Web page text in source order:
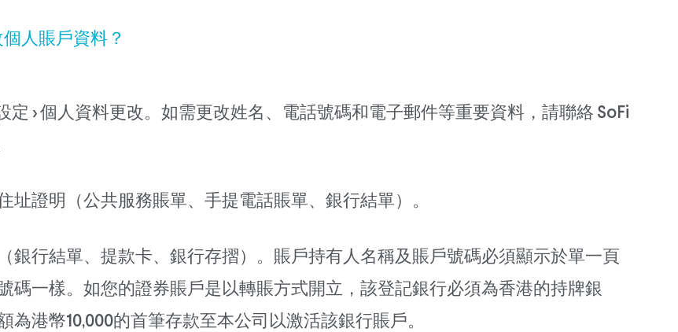
人賬戶資料？
定 > 個人資料更改。如需更改姓名、電話號碼和電子郵件等重要資料，請聯絡 SoFi
證明（公共服務賬單、手提電話賬單、銀行結單）。
銀行結單、提款卡、銀行存摺）。賬戶持有人名稱及賬戶號碼必須顯示於單一頁
碼一樣。如您的證券賬戶是以轉賬方式開立，該登記銀行必須為香港的持牌銀
港幣10,000的首筆存款至本公司以激活該銀行賬戶。